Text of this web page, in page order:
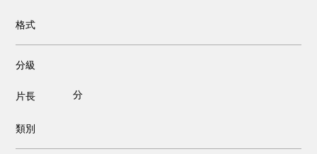
格式
分級
片長 分
類別